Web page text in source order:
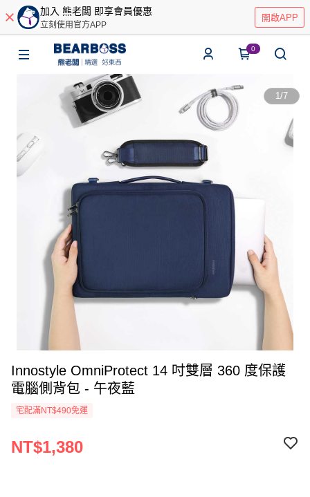
加入 熊老闆 即享會員優惠
立刻使用官方APP
開啟APP
0
1/7
Innostyle OmniProtect 14 吋雙層 360 度保護
電腦側背包 - 午夜藍
宅配滿NT$490免運
NT$1,380